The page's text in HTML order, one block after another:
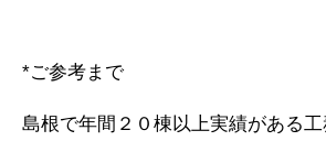
*ご参考まで
島根で年間２０棟以上実績がある